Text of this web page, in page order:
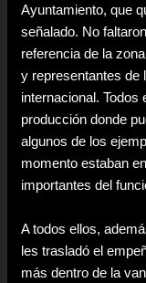
Ayuntamiento, que
señalado. No
referencia de la
y representantes de
internacional. Todos
producción donde
algunos de los
momento estaban
importantes del
A todos ellos,
les trasladó el
más dentro de la